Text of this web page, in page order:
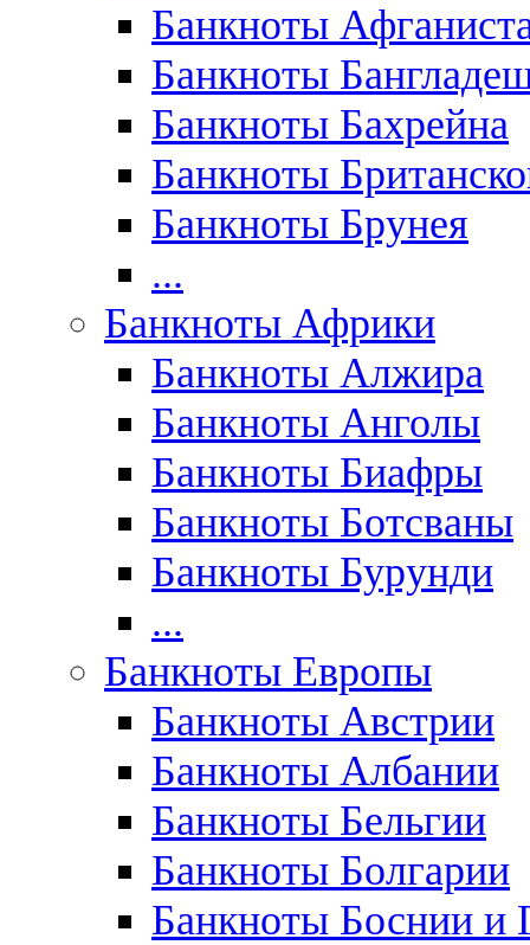
Банкноты
Банкноты
Банкноты Бахрейна
Банкноты
Банкноты Брунея
...
Банкноты Африки
Банкноты Алжира
Банкноты Анголы
Банкноты Биафры
Банкноты Ботсваны
Банкноты Бурунди
...
Банкноты Европы
Банкноты Австрии
Банкноты Албании
Банкноты Бельгии
Банкноты Болгарии
Банкноты Боснии и